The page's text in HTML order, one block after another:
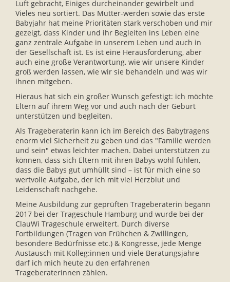
Luft gebracht, Einiges durcheinander gewirbelt und
Vieles neu sortiert. Das Mutter-werden sowie das erste
Babyjahr hat meine Prioritäten stark verschoben und mir
gezeigt, dass Kinder und ihr Begleiten ins Leben eine
ganz zentrale Aufgabe in unserem Leben und auch in
der Gesellschaft ist. Es ist eine Herausforderung, aber
auch eine große Verantwortung, wie wir unsere Kinder
groß werden lassen, wie wir sie behandeln und was wir
ihnen mitgeben.
Hieraus hat sich ein großer Wunsch gefestigt: ich möchte
Eltern auf ihrem Weg vor und auch nach der Geburt
unterstützen und begleiten.
Als Trageberaterin kann ich im Bereich des Babytragens
enorm viel Sicherheit zu geben und das "Familie werden
und sein" etwas leichter machen. Dabei unterstützen zu
können, dass sich Eltern mit ihren Babys wohl fühlen,
dass die Babys gut umhüllt sind – ist für mich eine so
wertvolle Aufgabe, der ich mit viel Herzblut und
Leidenschaft nachgehe.
Meine Ausbildung zur geprüften Trageberaterin begann
2017 bei der Trageschule Hamburg und wurde bei der
ClauWi Trageschule erweitert. Durch diverse
Fortbildungen (Tragen von Frühchen & Zwillingen,
besondere Bedürfnisse etc.) & Kongresse, jede Menge
Austausch mit Kolleg:innen und viele Beratungsjahre
darf ich mich heute zu den erfahrenen
Trageberaterinnen zählen.